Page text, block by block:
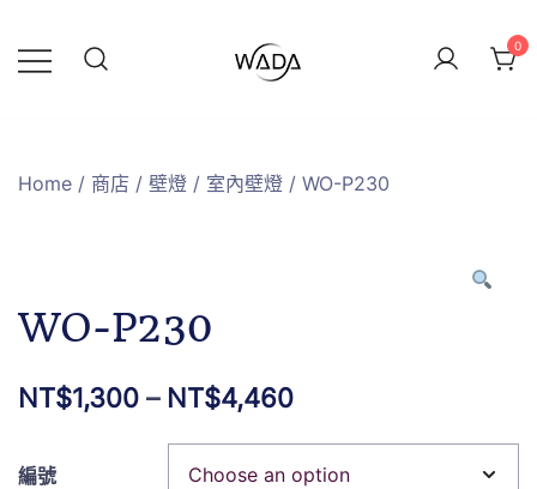
0
Home / 商店 / 壁燈 / 室內壁燈 / WO-P230
WO-P230
NT$1,300 – NT$4,460
編號